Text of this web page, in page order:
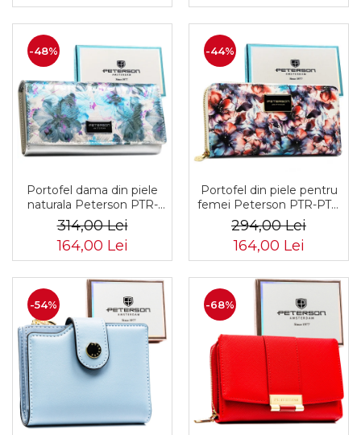
-48%
Portofel dama din piele
naturala Peterson PTR-
PTN PX27-1-NPK BLUE
314,00 Lei
164,00 Lei
-44%
Portofel din piele pentru
femei Peterson PTR-PTN
PX25-PF2 BLUE
294,00 Lei
164,00 Lei
-54% -68%